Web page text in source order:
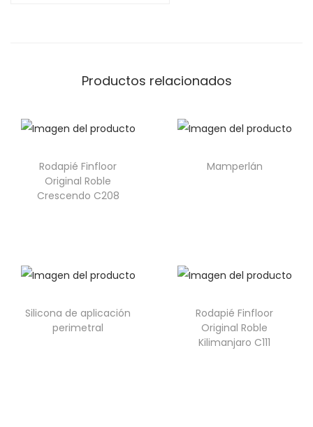
Productos relacionados
Rodapié Finfloor
Original Roble
Crescendo C208
Mamperlán
Silicona de aplicación
perimetral
Rodapié Finfloor
Original Roble
Kilimanjaro C111